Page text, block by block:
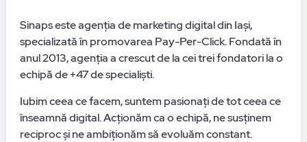
Sinaps este agenția de marketing digital din Iași,
specializată în promovarea Pay-Per-Click. Fondată în
anul 2013, agenția a crescut de la cei trei fondatori la o
echipă de +47 de specialiști.
Iubim ceea ce facem, suntem pasionați de tot ceea ce
înseamnă digital. Acționăm ca o echipă, ne susținem
reciproc și ne ambiționăm să evoluăm constant.